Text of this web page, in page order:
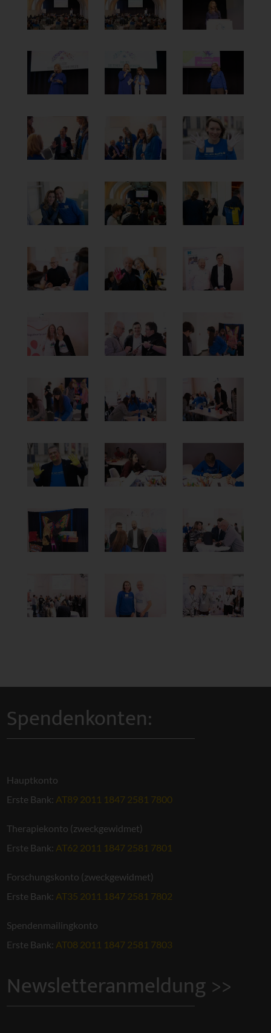
Spendenkonten:
Hauptkonto
Erste Bank: AT89 2011 1847 2581 7800
Therapiekonto (zweckgewidmet)
Erste Bank: AT62 2011 1847 2581 7801
Forschungskonto (zweckgewidmet)
Erste Bank: AT35 2011 1847 2581 7802
Spendenmailingkonto
Erste Bank: AT08 2011 1847 2581 7803
Newsletteranmeldung >>